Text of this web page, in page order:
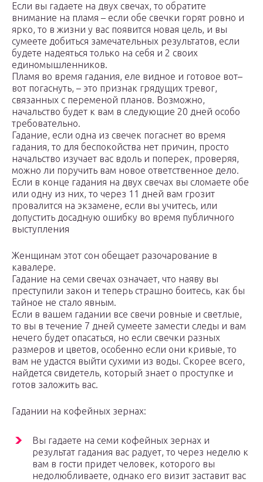
Если вы гадаете на двух свечах, то обратите
внимание на пламя – если обе свечки горят ровно и
ярко, то в жизни у вас появится новая цель, и вы
сумеете добиться замечательных результатов, если
будете надеяться только на себя и 2 своих
единомышленников.
Пламя во время гадания, еле видное и готовое вот–
вот погаснуть, – это признак грядущих тревог,
связанных с переменой планов. Возможно,
начальство будет к вам в следующие 20 дней особо
требовательно.
Гадание, если одна из свечек погаснет во время
гадания, то для беспокойства нет причин, просто
начальство изучает вас вдоль и поперек, проверяя,
можно ли поручить вам новое ответственное дело.
Если в конце гадания на двух свечах вы сломаете обе
или одну из них, то через 11 дней вам грозит
провалится на экзамене, если вы учитесь, или
допустить досадную ошибку во время публичного
выступления
Женщинам этот сон обещает разочарование в
кавалере.
Гадание на семи свечах означает, что наяву вы
преступили закон и теперь страшно боитесь, как бы
тайное не стало явным.
Если в вашем гадании все свечи ровные и светлые,
то вы в течение 7 дней сумеете замести следы и вам
нечего будет опасаться, но если свечки разных
размеров и цветов, особенно если они кривые, то
вам не удастся выйти сухими из воды. Скорее всего,
найдется свидетель, который знает о проступке и
готов заложить вас.
Гадании на кофейных зернах:
Вы гадаете на семи кофейных зернах и
результат гадания вас радует, то через неделю к
вам в гости придет человек, которого вы
недолюбливаете, однако его визит заставит вас